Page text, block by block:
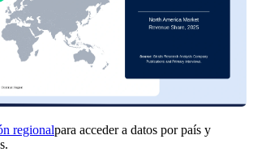
regionalpara acceder a datos por país y